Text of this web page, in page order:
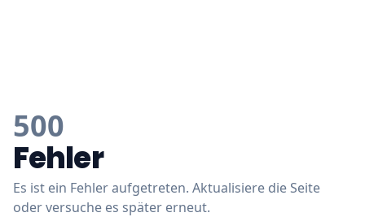
500
Fehler
Es ist ein Fehler aufgetreten. Aktualisiere die Seite
oder versuche es später erneut.